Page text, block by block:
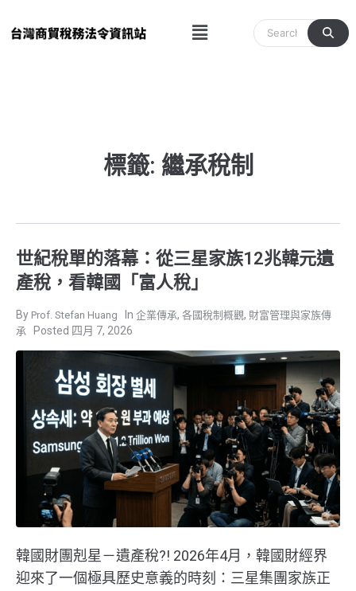
Menu
標籤: 繼承稅制
世紀稅單的落幕：從三星家族12兆韓元遺
產稅，看韓國「富人稅」
Prof. Stefan Huang 企業傳承, 各國稅制概觀, 財富管理與家族傳
承
四月 7, 2026
韓國財團剋星－遺產稅?! 2026年4月，韓國財經界
迎來了一個極具歷史意義的時刻：三星集團家族正